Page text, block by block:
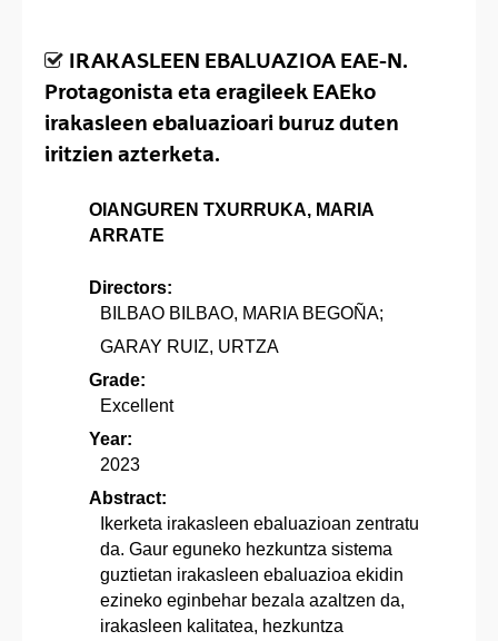
IRAKASLEEN EBALUAZIOA EAE-N.
Protagonista eta eragileek EAEko
irakasleen ebaluazioari buruz duten
iritzien azterketa.
OIANGUREN TXURRUKA, MARIA
ARRATE
Directors:
BILBAO BILBAO, MARIA BEGOÑA;
GARAY RUIZ, URTZA
Grade:
Excellent
Year:
2023
Abstract:
Ikerketa irakasleen ebaluazioan zentratu
da. Gaur eguneko hezkuntza sistema
guztietan irakasleen ebaluazioa ekidin
ezineko eginbehar bezala azaltzen da,
irakasleen kalitatea, hezkuntza